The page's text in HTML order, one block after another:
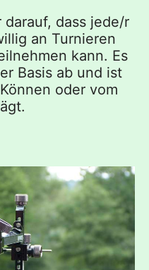
dass jede/r
an Turnieren
kann. Es
Basis ab und ist
oder vom